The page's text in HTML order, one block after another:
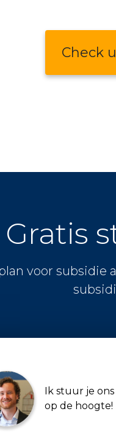
Check
Gratis
voor subsidie
Ik stuur je
op de hoogte!